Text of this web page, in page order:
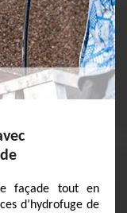
façade tout en
d’hydrofuge de